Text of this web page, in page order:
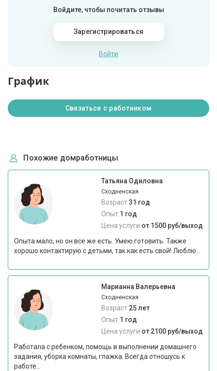
Войдите, чтобы почитать отзывы
Зарегистрироваться
Войти
График
Связаться с работником
Похожие домработницы
Татьяна Одиловна
Сходненская
Возраст:31 год
Опыт:1 год
Цена услуги:от 1500 руб/выход
Опыта мало, но он все же есть. Умею готовить. Также
хорошо контактирую с детьми, так как есть свой! Люблю...
Марианна Валерьевна
Сходненская
Возраст:25 лет
Опыт:1 год
Цена услуги:от 2100 руб/выход
Работала с ребенком, помощь в выполнении домашнего
задания, уборка комнаты, глажка. Всегда отношусь к
работе...